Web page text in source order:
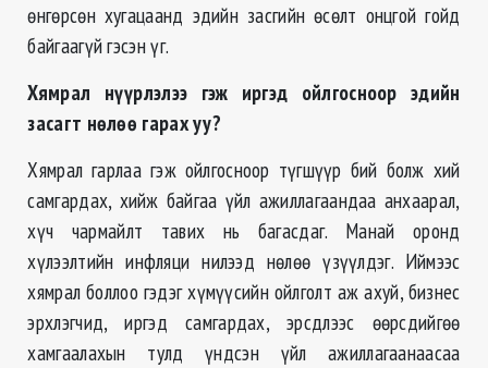
өнгөрсөн хугацаанд эдийн засгийн өсөлт онцгой гойд
байгаагүй гэсэн үг.
Хямрал нүүрлэлээ гэж иргэд ойлгосноор эдийн
засагт нөлөө гарах уу?
Хямрал гарлаа гэж ойлгосноор түгшүүр бий болж хий
самгардах, хийж байгаа үйл ажиллагаандаа анхаарал,
хүч чармайлт тавих нь багасдаг. Манай оронд
хүлээлтийн инфляци нилээд нөлөө үзүүлдэг. Иймээс
хямрал боллоо гэдэг хүмүүсийн ойлголт аж ахуй, бизнес
эрхлэгчид, иргэд самгардах, эрсдлээс өөрсдийгөө
хамгаалахын тулд үндсэн үйл ажиллагаанаасаа